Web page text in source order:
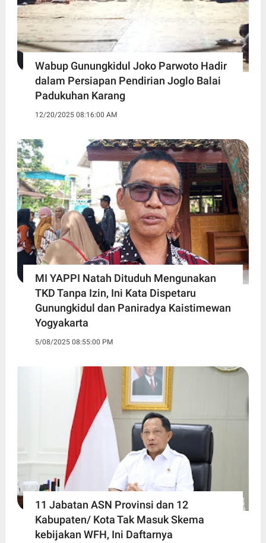
Wabup Gunungkidul Joko Parwoto Hadir
dalam Persiapan Pendirian Joglo Balai
Padukuhan Karang
12/20/2025 08:16:00 AM
MI YAPPI Natah Dituduh Mengunakan
TKD Tanpa Izin, Ini Kata Dispetaru
Gunungkidul dan Paniradya Kaistimewan
Yogyakarta
5/08/2025 08:55:00 PM
11 Jabatan ASN Provinsi dan 12
Kabupaten/ Kota Tak Masuk Skema
kebijakan WFH, Ini Daftarnya ‎